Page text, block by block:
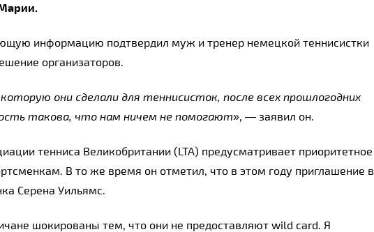
информацию подтвердил муж и тренер немецкой теннисистки
организаторов.
они сделали для теннисисток, после всех прошлогодних
такова, что нам ничем не помогают», — заявил он.
тенниса Великобритании (LTA) предусматривает приоритетное
В то же время он отметил, что в этом году приглашение в
Серена Уильямс.
шокированы тем, что они не предоставляют wild card. Я